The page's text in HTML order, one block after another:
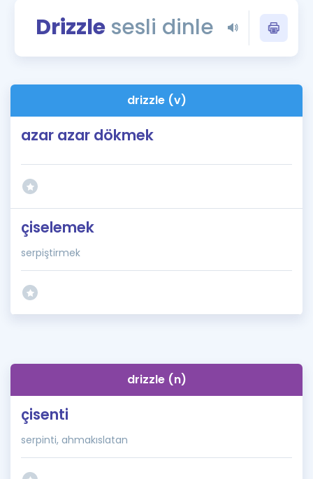
Blog
İngilizce Gramer
Drizzlesesli dinle
drizzle (v)
azar azar dökmek
çiselemek
serpiştirmek
drizzle (n)
çisenti
serpinti, ahmakıslatan